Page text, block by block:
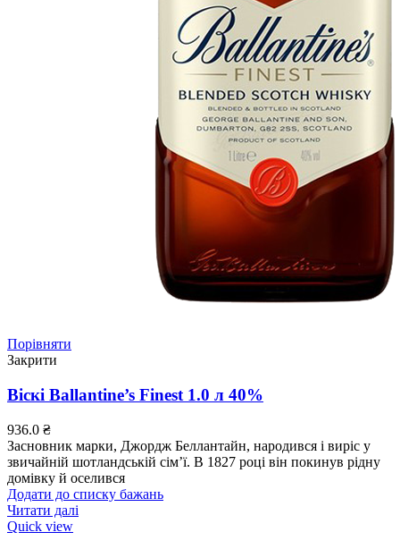
Порівняти
Закрити
Віскі Ballantine’s Finest 1.0 л 40%
936.0 ₴
Засновник марки, Джордж Беллантайн, народився і виріс у
звичайній шотландській сім’ї. В 1827 році він покинув рідну
домівку й оселився
Додати до списку бажань
Читати далі
Quick view